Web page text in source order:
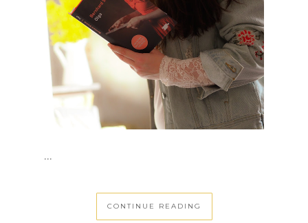
...
CONTINUE READING